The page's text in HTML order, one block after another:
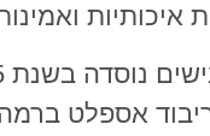
איכותיות
אספלט